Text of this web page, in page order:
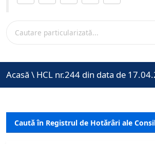
Acasă \ HCL nr.244 din data de
Caută în Registrul de Hotărâri ale